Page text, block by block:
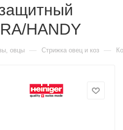
HANDY
овцы — Стрижка овец и коз —